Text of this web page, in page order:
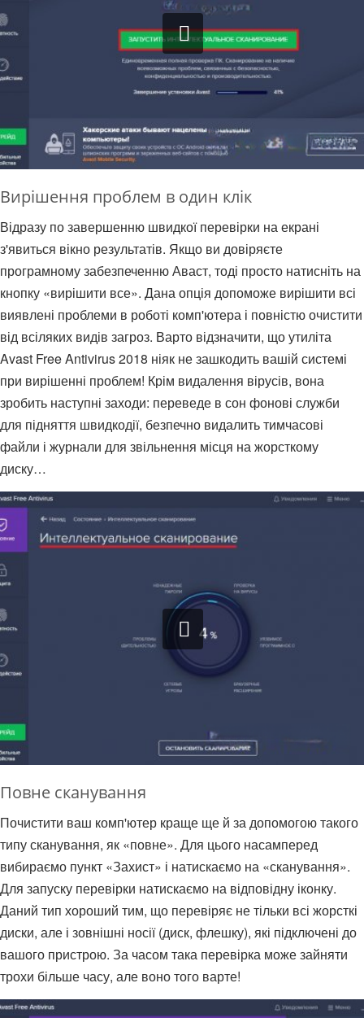
Вирішення проблем в один клік
Відразу по завершенню швидкої перевірки на екрані
з'явиться вікно результатів. Якщо ви довіряєте
програмному забезпеченню Аваст, тоді просто натисніть на
кнопку «вирішити все». Дана опція допоможе вирішити всі
виявлені проблеми в роботі комп'ютера і повністю очистити
від всіляких видів загроз. Варто відзначити, що утиліта
Avast Free Antivirus 2018 ніяк не зашкодить вашій системі
при вирішенні проблем! Крім видалення вірусів, вона
зробить наступні заходи: переведе в сон фонові служби
для підняття швидкодії, безпечно видалить тимчасові
файли і журнали для звільнення місця на жорсткому
диску…
Повне сканування
Почистити ваш комп'ютер краще ще й за допомогою такого
типу сканування, як «повне». Для цього насамперед
вибираємо пункт «Захист» і натискаємо на «сканування».
Для запуску перевірки натискаємо на відповідну іконку.
Даний тип хороший тим, що перевіряє не тільки всі жорсткі
диски, але і зовнішні носії (диск, флешку), які підключені до
вашого пристрою. За часом така перевірка може зайняти
трохи більше часу, але воно того варте!